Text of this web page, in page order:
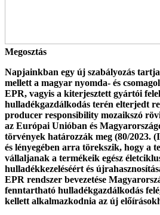
Megosztás
Napjainkban egy új szabályozás
mellett a magyar nyomda- és
EPR, vagyis a kiterjesztett gyártói
hulladékgazdálkodás terén elterjedt
producer responsibility mozaikszó
az Európai Unióban és
törvények határozzák meg (80/2023.
és lényegében arra törekszik, hogy a
vállaljanak a termékeik egész
hulladékkezeléséért és
EPR rendszer bevezetése
fenn­tartható hulladékgazdálkodás
kellett alkalmazkodnia az új